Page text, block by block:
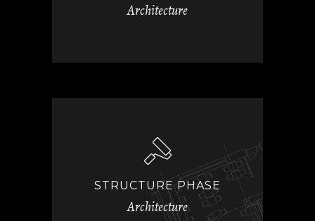
Architecture
STRUCTURE PHASE
Architecture